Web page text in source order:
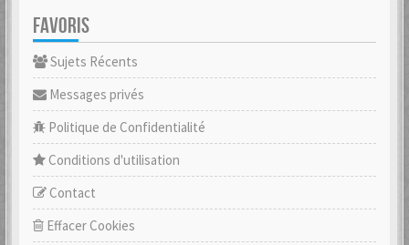
FAVORIS
Sujets Récents
Messages privés
Politique de Confidentialité
Conditions d'utilisation
Contact
Effacer Cookies